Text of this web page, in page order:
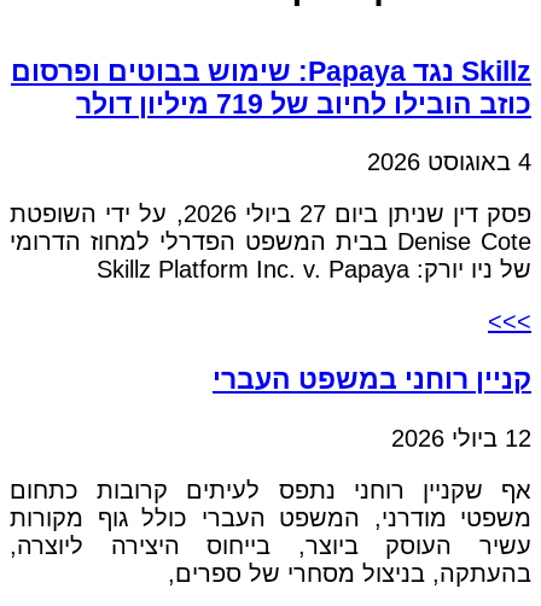
Skillz נגד Papaya: שימוש בבוטים ופרסום
כוזב הובילו לחיוב של 719 מיליון דולר
4 באוגוסט 2026
פסק דין שניתן ביום 27 ביולי 2026, על ידי השופטת
Denise Cote בבית המשפט הפדרלי למחוז הדרומי
של ניו יורק: Skillz Platform Inc. v. Papaya
>>>
קניין רוחני במשפט העברי
12 ביולי 2026
אף שקניין רוחני נתפס לעיתים קרובות כתחום
משפטי מודרני, המשפט העברי כולל גוף מקורות
עשיר העוסק ביוצר, בייחוס היצירה ליוצרה,
בהעתקה, בניצול מסחרי של ספרים,